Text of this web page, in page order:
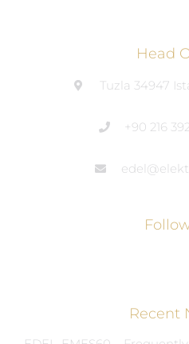
Head
Tuzla 34947
+90 216
Recent